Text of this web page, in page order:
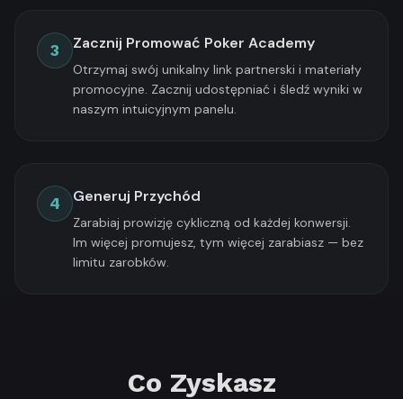
3 Zacznij Promować Poker Academy
Otrzymaj swój unikalny link partnerski i materiały
promocyjne. Zacznij udostępniać i śledź wyniki w
naszym intuicyjnym panelu.
4 Generuj Przychód
Zarabiaj prowizję cykliczną od każdej konwersji.
Im więcej promujesz, tym więcej zarabiasz — bez
limitu zarobków.
Co Zyskasz